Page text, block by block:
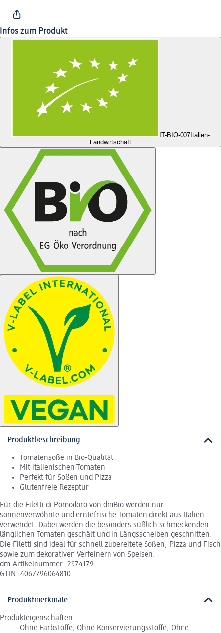
Infos zum Produkt
IT-BIO-007 Italien-
Landwirtschaft
Produktbeschreibung
Tomatensoße in Bio-Qualität
Mit italienischen Tomaten
Perfekt für Soßen und Pizza
Glutenfreie Rezeptur
Für die Filetti di Pomodoro von dmBio werden nur
sonnenverwöhnte und erntefrische Tomaten direkt aus Italien
verwendet. Dabei werden die besonders süßlich schmeckenden
länglichen Tomaten geschält und in Längsscheiben geschnitten.
Die Filetti sind ideal für schnell zubereitete Soßen, Pizza und Fisch
sowie zum dekorativen Verfeinern von Speisen.
dm-Artikelnummer: 2974179
GTIN: 4067796064810
Produktmerkmale
Produkteigenschaften:
Ohne Farbstoffe, Ohne Konservierungsstoffe, Ohne